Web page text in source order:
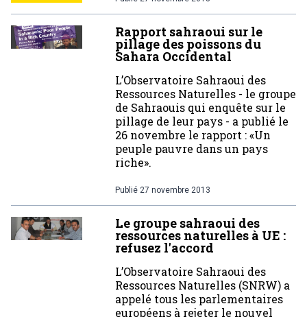
Rapport sahraoui sur le
pillage des poissons du
Sahara Occidental
L’Observatoire Sahraoui des
Ressources Naturelles - le groupe
de Sahraouis qui enquête sur le
pillage de leur pays - a publié le
26 novembre le rapport : «Un
peuple pauvre dans un pays
riche».
Publié 27 novembre 2013
Le groupe sahraoui des
ressources naturelles à UE :
refusez l'accord
L’Observatoire Sahraoui des
Ressources Naturelles (SNRW) a
appelé tous les parlementaires
européens à rejeter le nouvel